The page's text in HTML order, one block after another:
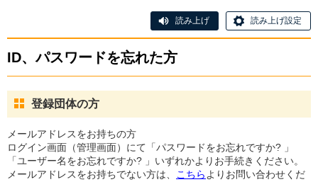
読み上げ 読み上げ設定
ID、パスワードを忘れた方
登録団体の方
メールアドレスをお持ちの方
ログイン画面（管理画面）にて「パスワードをお忘れですか? 」
「ユーザー名をお忘れですか? 」いずれかよりお手続きください。
メールアドレスをお持ちでない方は、
こちら よりお問い合わせくだ